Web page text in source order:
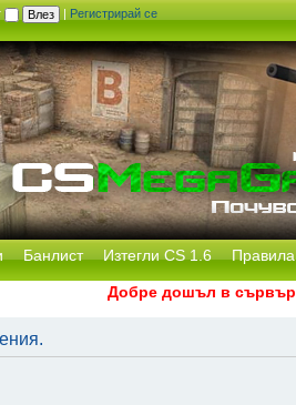
| Регистрирай се
Банлист Изтегли CS 1.6 Правила
Добре дошъл в